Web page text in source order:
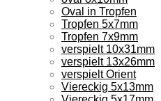
Oval in Tropfen
Tropfen 5x7mm
Tropfen 7x9mm
verspielt 10x31mm
verspielt 13x26mm
verspielt Orient
Viereckig 5x13mm